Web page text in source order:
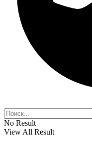
No Result
View All Result